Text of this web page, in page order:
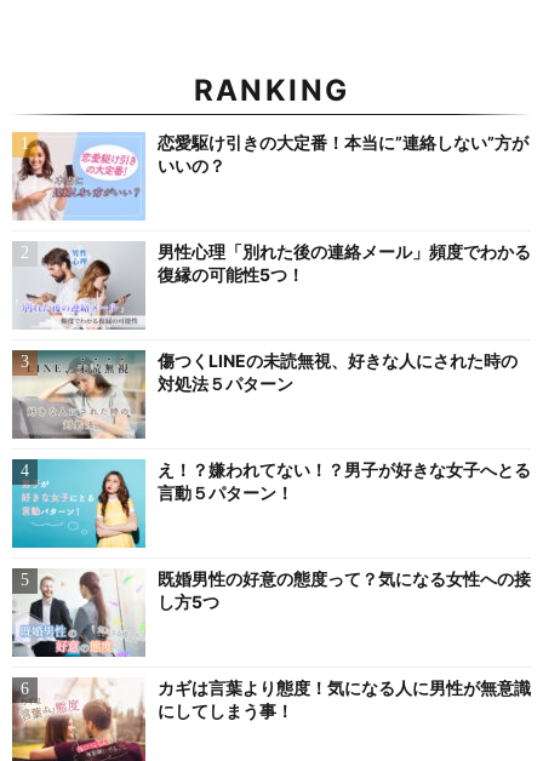
RANKING
恋愛駆け引きの大定番！本当に”連絡しない”方が
いいの？
男性心理「別れた後の連絡メール」頻度でわかる
復縁の可能性5つ！
傷つくLINEの未読無視、好きな人にされた時の
対処法５パターン
え！？嫌われてない！？男子が好きな女子へとる
言動５パターン！
既婚男性の好意の態度って？気になる女性への接
し方5つ
カギは言葉より態度！気になる人に男性が無意識
にしてしまう事！